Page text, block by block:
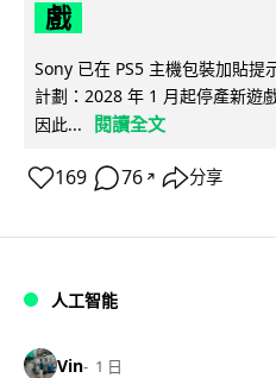
戲
Sony 已在 PS5 主機包裝加貼提
計劃：2028 年 1 月起停產新遊
因此...
閱讀全文
169 76 ↗ 分享
人工智能
Vin 1 日